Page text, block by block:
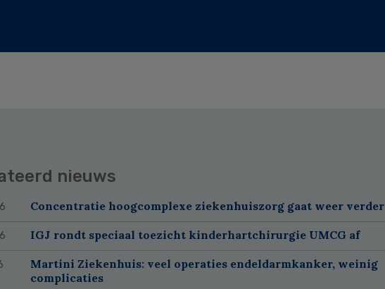
nieuws
Concentratie hoogcomplexe ziekenhuiszorg gaat weer verder
IGJ rondt speciaal toezicht kinderhartchirurgie UMCG af
Martini Ziekenhuis: veel operaties endeldarmkanker, weinig
complicaties